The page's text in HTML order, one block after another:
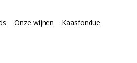
Onze wijnen Kaasfondue